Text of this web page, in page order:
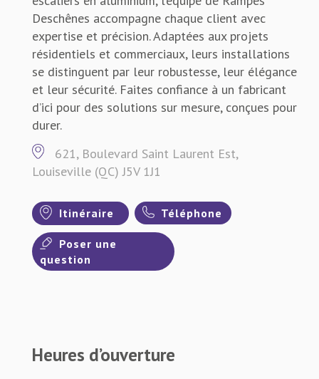
Deschênes accompagne chaque client avec
expertise et précision. Adaptées aux projets
résidentiels et commerciaux, leurs installations
se distinguent par leur robustesse, leur élégance
et leur sécurité. Faites confiance à un fabricant
d’ici pour des solutions sur mesure, conçues pour
durer.
621, Boulevard Saint Laurent Est,
Louiseville (QC) J5V 1J1
Itinéraire Téléphone
Poser une
question
Heures d’ouverture